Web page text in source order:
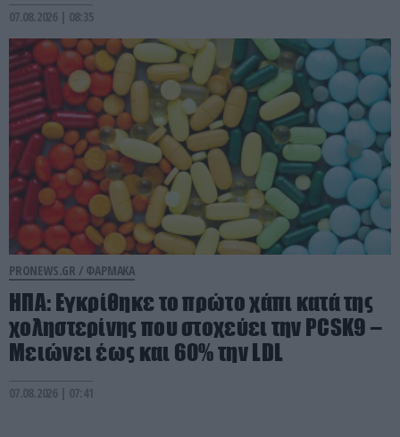
07.08.2026 | 08:35
PRONEWS.GR / ΦΑΡΜΑΚΑ
ΗΠΑ: Εγκρίθηκε το πρώτο χάπι κατά της
χοληστερίνης που στοχεύει την PCSK9 –
Μειώνει έως και 60% την LDL
07.08.2026 | 07:41